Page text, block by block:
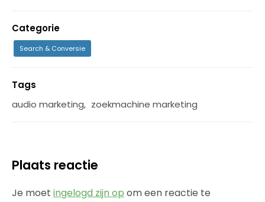
Categorie
Search & Conversie
Tags
audio marketing, zoekmachine marketing
Plaats reactie
Je moet ingelogd zijn op om een reactie te